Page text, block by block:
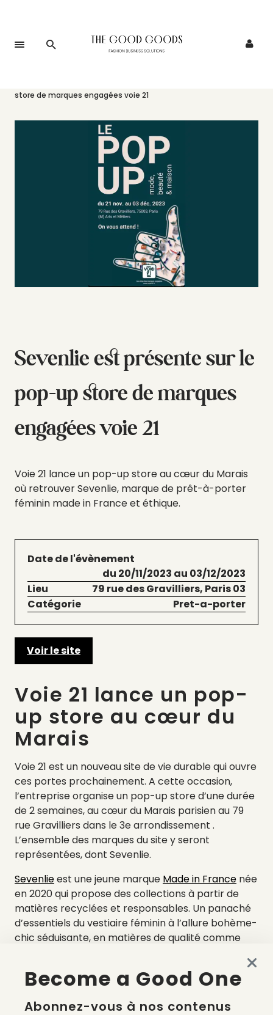
store de marques engagées voie 21
Sevenlie est présente sur le
pop-up store de marques
engagées voie 21
Voie 21 lance un pop-up store au cœur du Marais
où retrouver Sevenlie, marque de prêt-à-porter
féminin made in France et éthique.
Date de l'évènement
du 20/11/2023 au 03/12/2023
Lieu
79 rue des Gravilliers, Paris 03
Catégorie
Pret-a-porter
Voir le site
Voie 21 lance un pop-
up store au cœur du
Marais
Voie 21 est un nouveau site de vie durable qui ouvre
ces portes prochainement. A cette occasion,
l’entreprise organise un pop-up store d’une durée
de 2 semaines, au cœur du Marais parisien au 79
rue Gravilliers dans le 3e arrondissement .
L’ensemble des marques du site y seront
représentées, dont Sevenlie.
Sevenlieest une jeune marque Made in France née
en 2020 qui propose des collections à partir de
matières recyclées et responsables. Un panaché
d’essentiels du vestiaire féminin à l’allure bohème-
chic séduisante, en matières de qualité comme
Become a Good One
Abonnez-vous à nos contenus